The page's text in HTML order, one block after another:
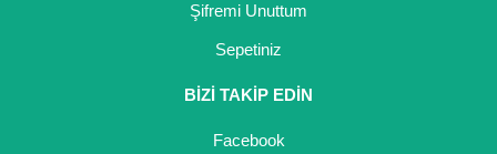
Şifremi Unuttum
Sepetiniz
BİZİ TAKİP EDİN
Facebook